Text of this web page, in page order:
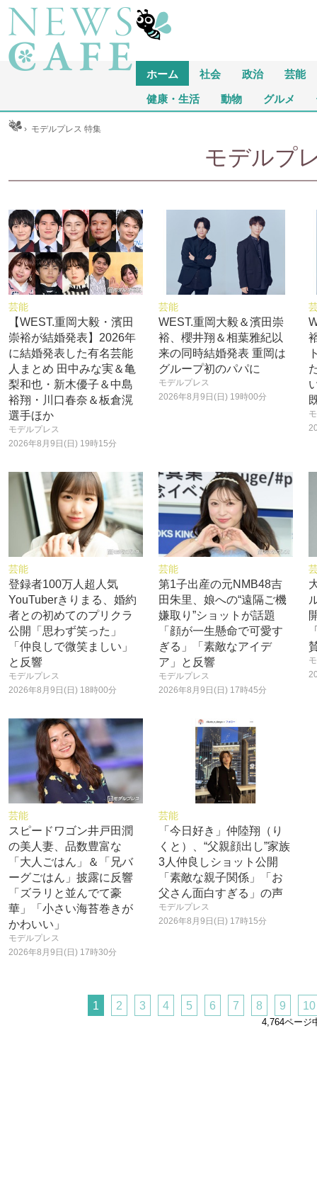
ホーム 社会 政治 芸能
健康・生活 動物 グルメ
› モデルプレス 特集
モデルプ
芸能
【WEST.重岡大毅・濱田
崇裕が結婚発表】2026年
に結婚発表した有名芸能
人まとめ 田中みな実＆亀
梨和也・新木優子＆中島
裕翔・川口春奈＆板倉滉
選手ほか
モデルプレス
2026年8月9日(日) 19時15分
芸能
WEST.重岡大毅＆濱田崇
裕、櫻井翔＆相葉雅紀以
来の同時結婚発表 重岡は
グループ初のパパに
モデルプレス
2026年8月9日(日) 19時00分
芸能
登録者100万人超人気
YouTuberきりまる、婚約
者との初めてのプリクラ
公開「思わず笑った」
「仲良しで微笑ましい」
と反響
モデルプレス
2026年8月9日(日) 18時00分
芸能
第1子出産の元NMB48吉
田朱里、娘への“遠隔ご機
嫌取り”ショットが話題
「顔が一生懸命で可愛す
ぎる」「素敵なアイデ
ア」と反響
モデルプレス
2026年8月9日(日) 17時45分
芸能
スピードワゴン井戸田潤
の美人妻、品数豊富な
「大人ごはん」＆「兄バ
ーグごはん」披露に反響
「ズラリと並んでて豪
華」「小さい海苔巻きが
かわいい」
モデルプレス
2026年8月9日(日) 17時30分
芸能
「今日好き」仲陸翔（り
くと）、“父親顔出し”家族
3人仲良しショット公開
「素敵な親子関係」「お
父さん面白すぎる」の声
モデルプレス
2026年8月9日(日) 17時15分
1 2 3 4 5 6 7 8 9 10
4,764ページ